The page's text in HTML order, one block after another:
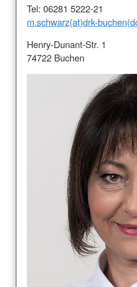
Tel: 06281 5222-21
m.schwarz(at)drk-
Henry-Dunant-Str. 1
74722 Buchen